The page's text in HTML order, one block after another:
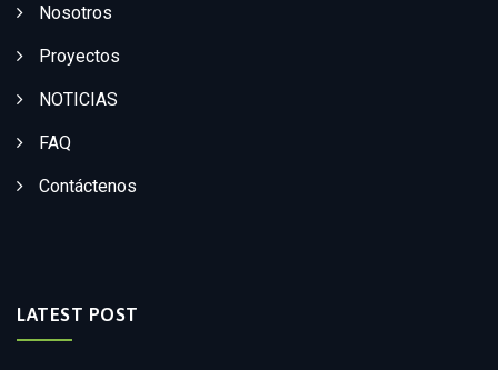
Nosotros
Proyectos
NOTICIAS
FAQ
Contáctenos
LATEST POST